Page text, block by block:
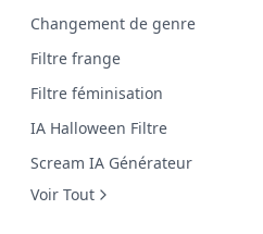
Changement de genre
Filtre frange
Filtre féminisation
IA Halloween Filtre
Scream IA Générateur
Voir Tout